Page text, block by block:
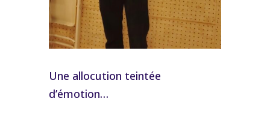
Une allocution teintée
d’émotion…